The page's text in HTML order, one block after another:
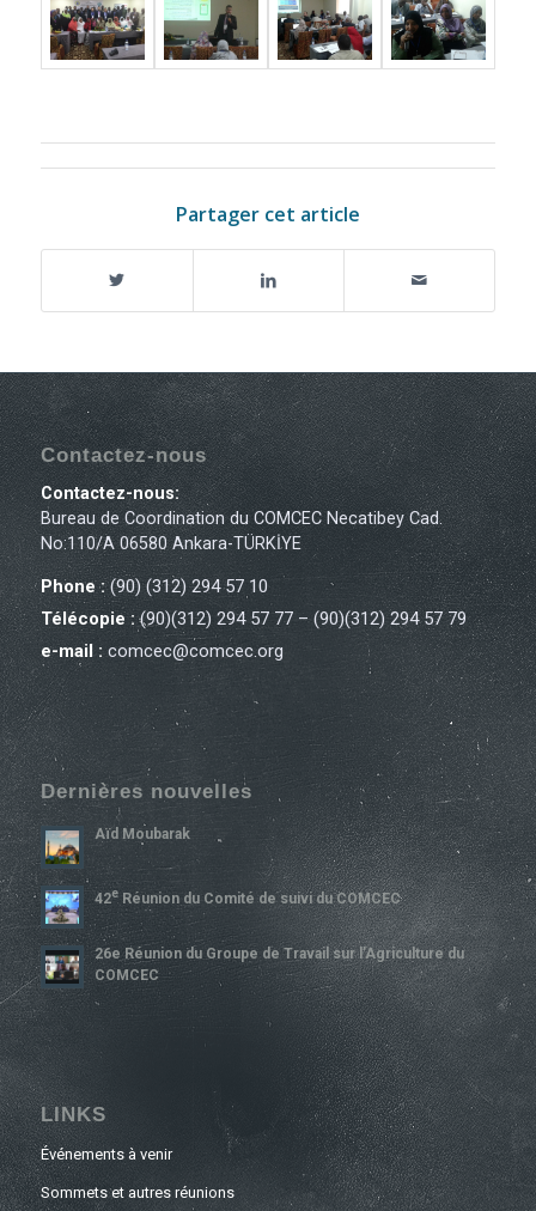
Partager cet article
Contactez-nous
Contactez-nous:
Bureau de Coordination du COMCEC Necatibey Cad.
No:110/A 06580 Ankara-TÜRKİYE
Phone :(90) (312) 294 57 10
Télécopie :(90)(312) 294 57 77 – (90)(312) 294 57 79
e-mail : comcec@comcec.org
Dernières nouvelles
Aïd Moubarak
42ERéunion du Comité de suivi du COMCEC
26e Réunion du Groupe de Travail sur l’Agriculture du
COMCEC
LINKS
Événements à venir
Sommets et autres réunions